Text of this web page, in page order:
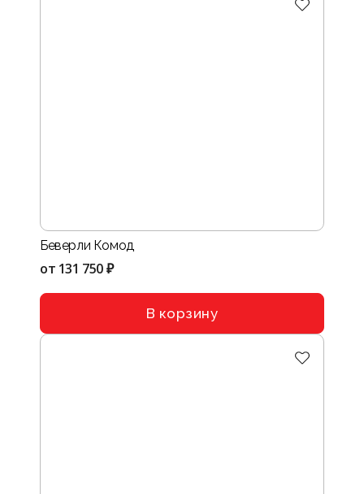
Беверли Комод
от 131 750 ₽
В корзину